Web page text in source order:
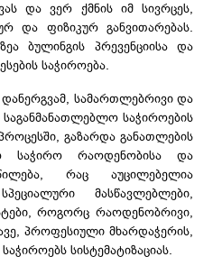
და ვერ ქმნის იმ სივრცეს,
და ფიზიკურ განვითარებას.
ბულინგის პრევენციისა და
საჭიროება.
დანერგვამ, სამართლებრივი და
საჭიროების
გაზარდა განათლების
საჭირო რაოდენობისა და
რაც აუცილებელია
მასწავლებლები,
როგორც რაოდენობრივი,
პროფესიული მხარდაჭერის,
სისტემატიზაციას.